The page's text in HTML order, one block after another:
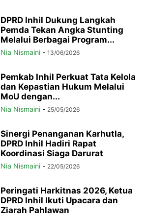
DPRD Inhil Dukung Langkah
Pemda Tekan Angka Stunting
Melalui Berbagai Program...
Nia Nismaini - 13/06/2026
Pemkab Inhil Perkuat Tata Kelola
dan Kepastian Hukum Melalui
MoU dengan...
Nia Nismaini - 25/05/2026
Sinergi Penanganan Karhutla,
DPRD Inhil Hadiri Rapat
Koordinasi Siaga Darurat
Nia Nismaini - 22/05/2026
Peringati Harkitnas 2026, Ketua
DPRD Inhil Ikuti Upacara dan
Ziarah Pahlawan